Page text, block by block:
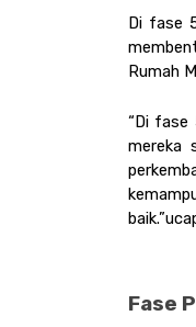
Di fase
Rumah
“Di fase
mereka
Fase